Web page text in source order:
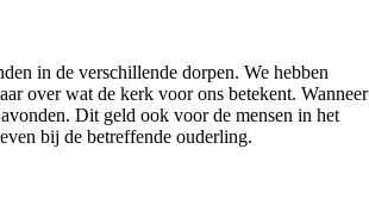
in de verschillende dorpen. We hebben
over wat de kerk voor ons betekent. Wanneer
Dit geld ook voor de mensen in het
bij de betreffende ouderling.